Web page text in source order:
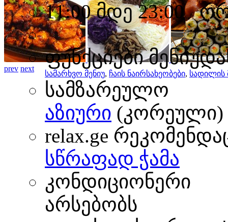
prev next
11:00 მდე 23:00
ფუნქციები
სამარხვო მენიუ, ჩაის ნაირსახეობები, სადილის
სამზარეულო
აზიური (კორეული)
relax.ge
სწრაფად ჭამა
კონდიციონერი
არსებობს